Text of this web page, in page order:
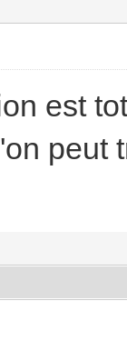
est
peut